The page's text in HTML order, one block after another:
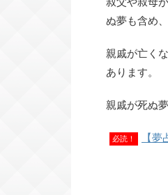
ぬ夢も含め
親戚が亡く
あります。
親戚が死ぬ
必読！ 【